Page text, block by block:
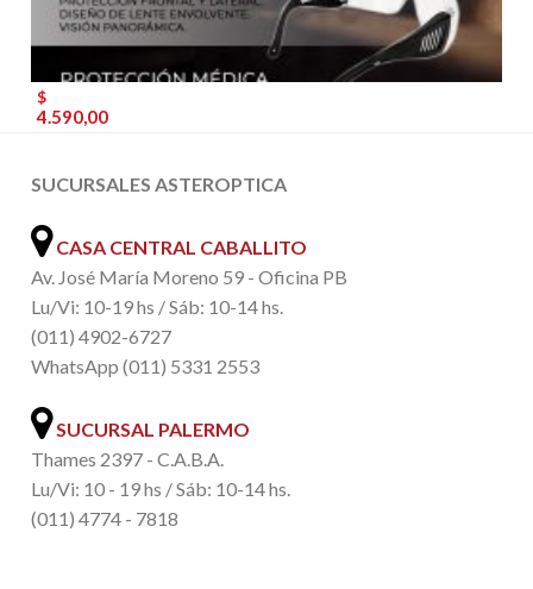
$
4.590,00
SUCURSALES ASTEROPTICA
CASA CENTRAL CABALLITO
Av. José María Moreno 59 - Oficina PB
Lu/Vi: 10-19 hs / Sáb: 10-14 hs.
(011) 4902-6727
WhatsApp (011) 5331 2553
SUCURSAL PALERMO
Thames 2397 - C.A.B.A.
Lu/Vi: 10 - 19 hs / Sáb: 10-14 hs.
(011) 4774 - 7818